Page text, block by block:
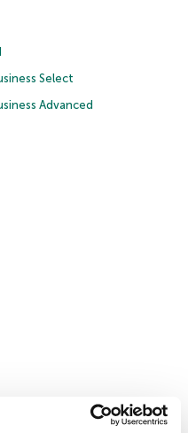
Select
Advanced
Informativa sulla privacy